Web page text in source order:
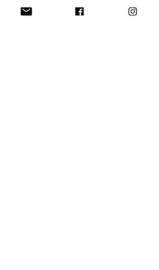
wensouder
alleenstaand
#EggFreezingParty
eicelbank
recht op een kind